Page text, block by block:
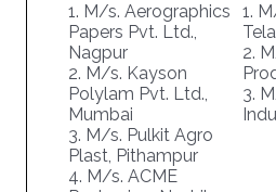
1. M/s. Aerographics
Papers Pvt. Ltd.,
Nagpur
2. M/s. Kayson
Polylam Pvt. Ltd.,
Mumbai
3. M/s. Pulkit Agro
Plast, Pithampur
4. M/s. ACME
1.
2.
3.